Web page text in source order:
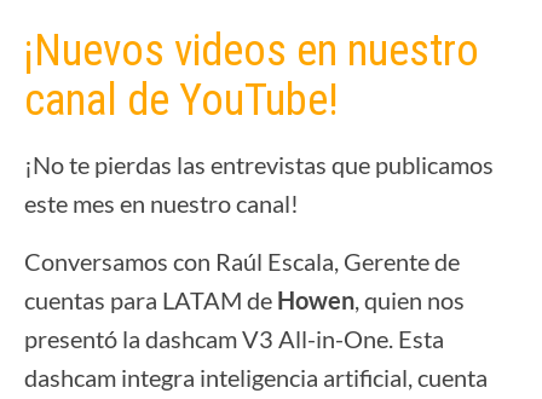
¡Nuevos videos en nuestro
canal de YouTube!
¡No te pierdas las entrevistas que publicamos
este mes en nuestro canal!
Conversamos con Raúl Escala, Gerente de
cuentas para LATAM de Howen , quien nos
presentó la dashcam V3 All-in-One. Esta
dashcam integra inteligencia artificial, cuenta